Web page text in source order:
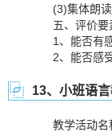
(3)集体朗读
五、评价要
1、能否有感
2、能否感受
13、小班语
教学活动名